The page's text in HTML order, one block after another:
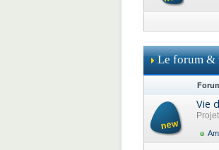
Le forum &
Vie